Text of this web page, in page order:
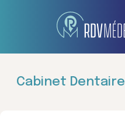
Cabinet Dentaire